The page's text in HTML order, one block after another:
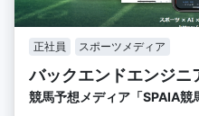
正社員 スポーツメディア
バックエンドエンジニ
競馬予想メディア「SPAIA競